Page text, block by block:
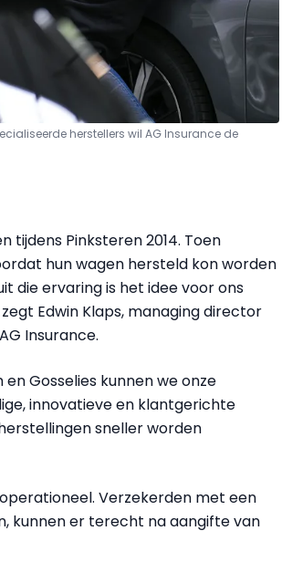
herstellers wil AG Insurance de
tijdens Pinksteren 2014. Toen
hun wagen hersteld kon worden
die ervaring is het idee voor ons
Edwin Klaps, managing director
Insurance.
Gosselies kunnen we onze
innovatieve en klantgerichte
sneller worden
operationeel. Verzekerden met een
kunnen er terecht na aangifte van